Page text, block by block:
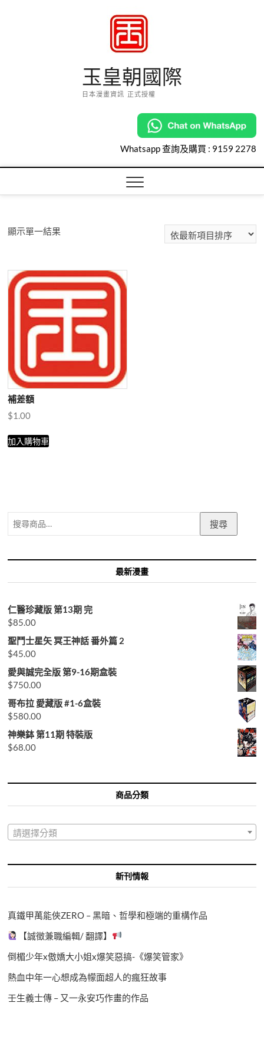
玉皇朝國際
日本漫畫資訊 正式授權
Whatsapp 查詢及購買 : 9159 2278
顯示單一結果
補差額
$1.00
加入購物車
搜尋
最新漫畫
仁醫珍藏版 第13期 完
$85.00
聖鬥士星矢 冥王神話 番外篇 2
$45.00
愛與誠完全版 第9-16期盒裝
$750.00
哥布拉 愛藏版 #1-6盒裝
$580.00
神樂鉢 第11期 特裝版
$68.00
商品分類
請選擇分類
新刊情報
真鐵甲萬能俠ZERO – 黑暗、哲學和極端的重構作品
【誠徵兼職編輯/ 翻譯】
倒楣少年x傲嬌大小姐x爆笑惡搞-《爆笑管家》
熱血中年一心想成為幪面超人的瘋狂故事
壬生義士傳 – 又一永安巧作畫的作品